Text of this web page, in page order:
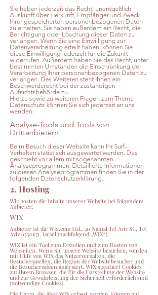
Sie haben jederzeit das Recht, unentgeltlich
Auskunft über Herkunft, Empfänger und Zweck
Ihrer gespeicherten personenbezogenen Daten
zu erhalten. Sie haben außerdem ein Recht, die
Berichtigung oder Löschung dieser Daten zu
verlangen. Wenn Sie eine Einwilligung zur
Datenverarbeitung erteilt haben, können Sie
diese Einwilligung jederzeit für die Zukunft
widerrufen. Außerdem haben Sie das Recht, unter
bestimmten Umständen die Einschränkung der
Verarbeitung Ihrer personenbezogenen Daten zu
verlangen. Des Weiteren steht Ihnen ein
Beschwerderecht bei der zuständigen
Aufsichtsbehörde zu.
Hierzu sowie zu weiteren Fragen zum Thema
Datenschutz können Sie sich jederzeit an uns
wenden.
Analyse-Tools und Tools von
Drittanbietern
Beim Besuch dieser Website kann Ihr Surf-
Verhalten statistisch ausgewertet werden. Das
geschieht vor allem mit sogenannten
Analyseprogrammen. Detaillierte Informationen
zu diesen Analyseprogrammen finden Sie in der
folgenden Datenschutzerklärung.
2. Hosting
Wir hosten die Inhalte unserer Website bei folgendem
Anbieter:
WIX
Anbieter ist die Wix.com Ltd., 40 Namal Tel Aviv St., Tel
Aviv 6350671, Israel (nachfolgend „WIX“).
WIX ist ein Tool zum Erstellen und zum Hosten von
Webseiten. Wenn Sie unsere Website besuchen, werden
mit Hilfe von WIX das Nutzerverhalten, die
Besucherquellen, die Region der Websitebesucher und
die Besucherzahlen analysiert. WIX speichert Cookies
auf Ihrem Browser, die für die Darstellung der Website
und zur Gewährleistung der Sicherheit erforderlich sind
(notwendige Cookies).